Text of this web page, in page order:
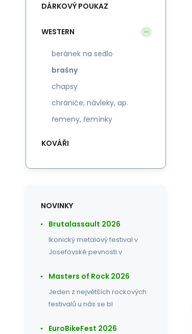
DÁRKOVÝ POUKAZ
WESTERN
beránek na sedlo
brašny
chapsy
chrániče, návleky, ap.
řemeny, řemínky
KOVÁŘI
NOVINKY
Brutalassault 2026
Ikonický metalový festival v
Josefovské pevnosti v
Masters of Rock 2026
Jeden z největších rockových
festivalů u nás se bl
EuroBikeFest 2026